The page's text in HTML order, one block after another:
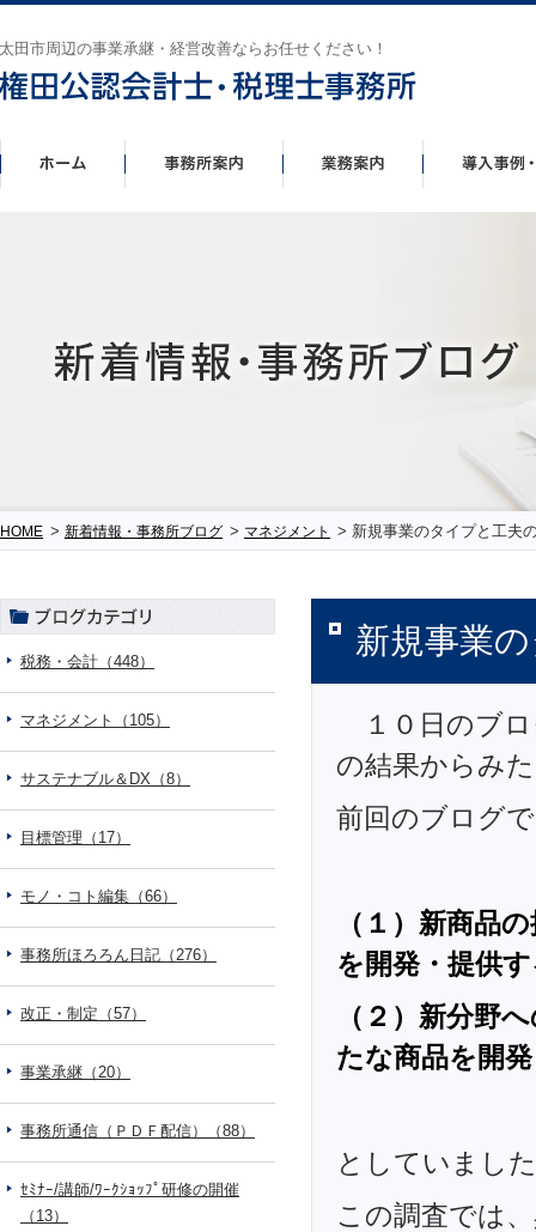
太田市周辺の事業承継・経営改善ならお任せください！
HOME > 新着情報・事務所ブログ > マネジメント > 新規事業のタイプと工夫
新規事業
１０日のブ
の結果からみ
前回のブログ
（１）新商品
を開発・提供
（２）新分野
たな商品を開
としていまし
この調査では
税務・会計（448）
マネジメント（105）
サステナブル＆DX（8）
目標管理（17）
モノ・コト編集（66）
事務所ほろろん日記（276）
改正・制定（57）
事業承継（20）
事務所通信（ＰＤＦ配信）（88）
ｾﾐﾅｰ/講師/ﾜｰｸｼｮｯﾌﾟ研修の開催
（13）